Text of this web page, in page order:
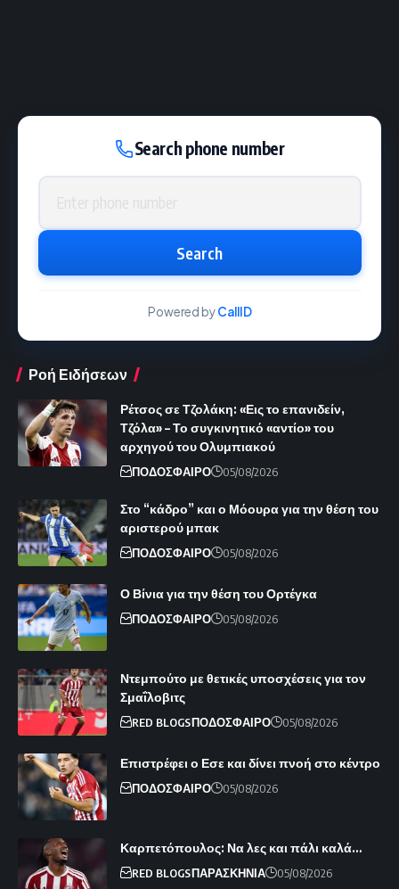
Search phone number
Phone number
Search
Powered byCallID
Ροή Ειδήσεων
Ρέτσος σε Τζολάκη: «Εις το επανιδείν,
Τζόλα» – Το συγκινητικό «αντίο» του
αρχηγού του Ολυμπιακού
ΠΟΔΟΣΦΑΙΡΟ 05/08/2026
Στο “κάδρο” και ο Μόουρα για την θέση του
αριστερού μπακ
ΠΟΔΟΣΦΑΙΡΟ 05/08/2026
Ο Βίνια για την θέση του Ορτέγκα
ΠΟΔΟΣΦΑΙΡΟ 05/08/2026
Ντεμπούτο με θετικές υποσχέσεις για τον
Σμαΐλοβιτς
RED BLOGSΠΟΔΟΣΦΑΙΡΟ 05/08/2026
Επιστρέφει ο Εσε και δίνει πνοή στο κέντρο
ΠΟΔΟΣΦΑΙΡΟ 05/08/2026
Καρπετόπουλος: Να λες και πάλι καλά…
RED BLOGSΠΑΡΑΣΚΗΝΙΑ 05/08/2026